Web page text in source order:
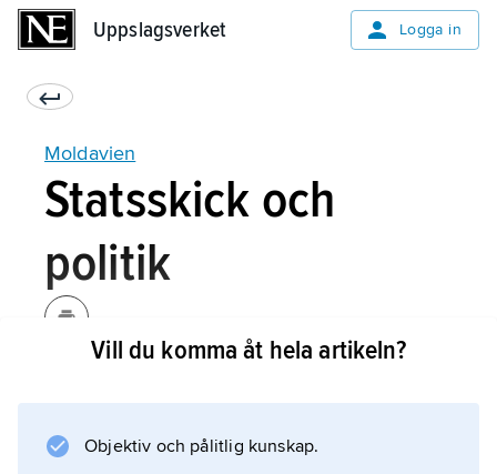
Uppslagsverket Logga in
Moldavien
Statsskick och
politik
Politik
Vill du komma åt hela artikeln?
Objektiv och pålitlig kunskap.